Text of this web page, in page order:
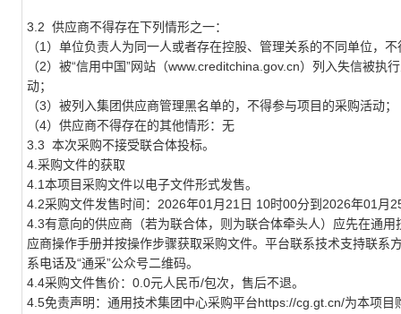
3.2 供应商不得存在下列情形之一：
（1）单位负责人为同一人或者存在控股、管理关系的不同单位，
（2）被“信用中国”网站（www.creditchina.gov.cn）列入失信被
动；
（3）被列入集团供应商管理黑名单的，不得参与项目的采购活动；
（4）供应商不得存在的其他情形：无
3.3 本次采购不接受联合体投标。
4.采购文件的获取
4.1本项目采购文件以电子文件形式发售。
4.2采购文件发售时间：2026年01月21日 10时00分到2026年01月
4.3有意向的供应商（若为联合体，则为联合体牵头人）应先在通
应商操作手册并按操作步骤获取采购文件。平台联系技术支持联系
系电话及“通采”公众号二维码。
4.4采购文件售价：0.0元人民币/包次，售后不退。
4.5免责声明：通用技术集团中心采购平台https://cg.gt.cn/为本项